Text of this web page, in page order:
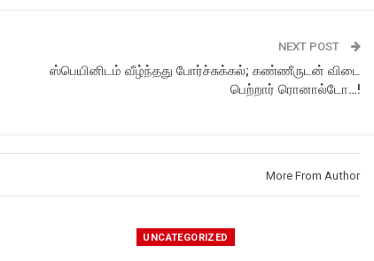
NEXT POST
ஸ்பெயினிடம் வீழ்ந்தது போர்ச்சுக்கல்; கண்ணீருடன் விடை
பெற்றார் ரொனால்டோ…!
More From Author
UNCATEGORIZED